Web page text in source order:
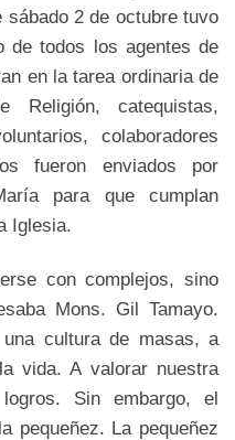
2 de octubre tuvo
de todos los agentes de
en la tarea ordinaria de
Religión, catequistas,
colaboradores
fueron enviados por
para que cumplan
Iglesia.
con complejos, sino
Mons. Gil Tamayo.
cultura de masas, a
vida. A valorar nuestra
Sin embargo, el
pequeñez. La pequeñez